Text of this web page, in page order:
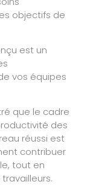
objectifs de
est un
vos équipes
que le cadre
des
réussi est
contribuer
tout en